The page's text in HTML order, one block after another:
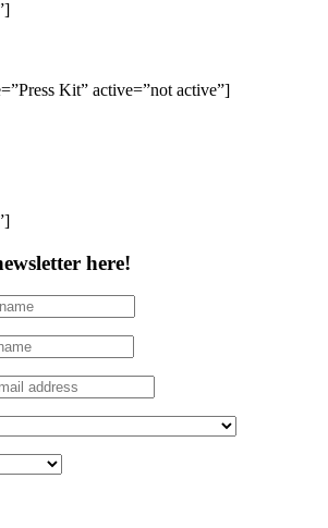
Kit” active=”not active”]
here!